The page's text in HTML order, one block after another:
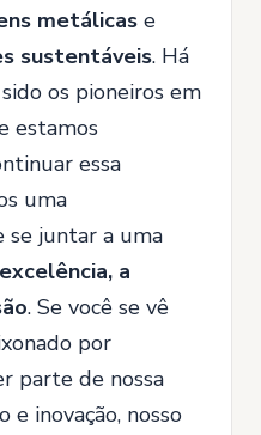
metálicas e
sustentáveis. Há
os pioneiros em
estamos
essa
uma
se juntar a uma
excelência, a
. Se você se vê
por
parte de nossa
e inovação, nosso